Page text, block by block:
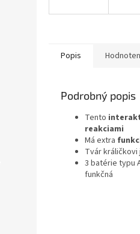
Popis
Podrobný popis
Tento
reakciami
Má extra
Tvár králičkovi
3 batérie typu
funkčná